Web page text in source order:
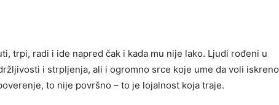
trpi, radi i ide napred čak i kada mu nije lako. Ljudi rođeni u
i strpljenja, ali i ogromno srce koje ume da voli iskreno
to nije površno – to je lojalnost koja traje.